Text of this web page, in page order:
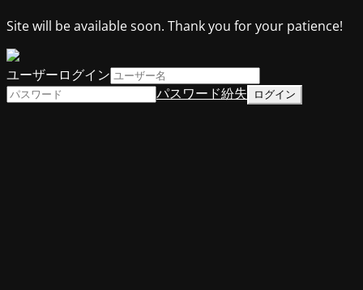
Site will be available soon. Thank you for your patience!
ユーザーログイン
パスワード紛失